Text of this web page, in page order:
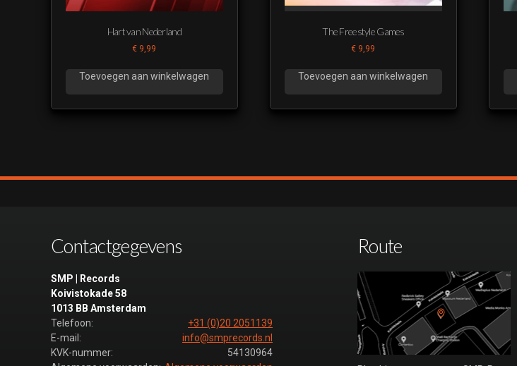
Hart van Nederland
€ 9,99
Toevoegen aan winkelwagen
The Freestyle Games
€ 9,99
Toevoegen aan winkelwagen
Contactgegevens
SMP | Records
Koivistokade 58
1013 BB Amsterdam
Telefoon:
+31 (0)20 2051139
E-mail:
info@smprecords.nl
KVK-nummer:
54130964
Route